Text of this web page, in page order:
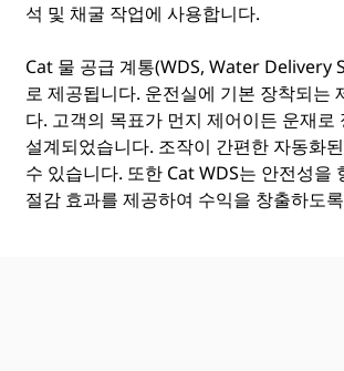
석 및 채굴 작업에 사용합니다.
Cat 물 공급 계통(WDS, Water Delivery
로 제공됩니다. 운전실에 기본 장착되는
다. 고객의 목표가 먼지 제어이든 운재
설계되었습니다. 조작이 간편한 자동화
수 있습니다. 또한 Cat WDS는 안전성
절감 효과를 제공하여 수익을 창출하도